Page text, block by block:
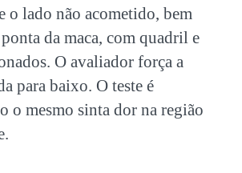
o lado não acometido, bem
da maca, com quadril e
O avaliador força a
para baixo. O teste é
o mesmo sinta dor na região